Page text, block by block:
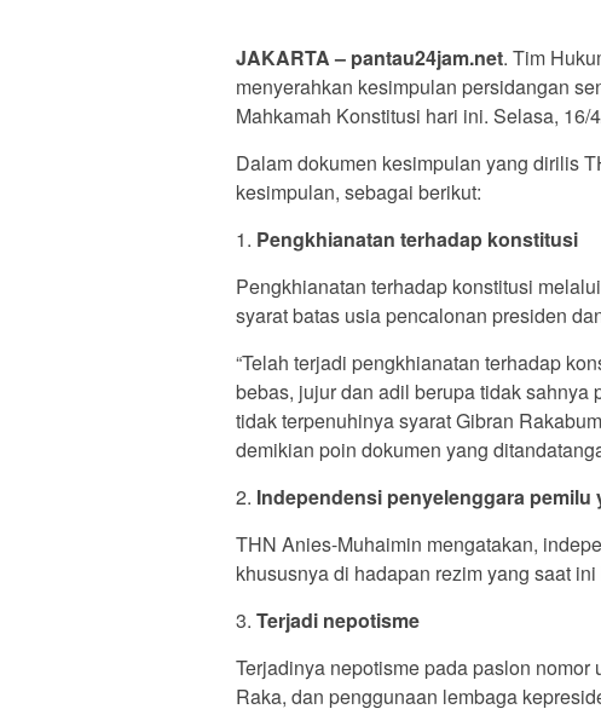
JAKARTA – pantau24jam.net. Tim
menyerahkan kesimpulan persidangan
Mahkamah Konstitusi hari ini. Selasa, 16/
Dalam dokumen kesimpulan yang dirilis
kesimpulan, sebagai berikut:
1. Pengkhianatan terhadap konstitusi
Pengkhianatan terhadap konstitusi
syarat batas usia pencalonan presiden
“Telah terjadi pengkhianatan terhadap
bebas, jujur dan adil berupa tidak sahnya
tidak terpenuhinya syarat Gibran
demikian poin dokumen yang
2. Independensi penyelenggara pemilu
THN Anies-Muhaimin mengatakan,
khususnya di hadapan rezim yang saat
3. Terjadi nepotisme
Terjadinya nepotisme pada paslon
Raka, dan penggunaan lembaga